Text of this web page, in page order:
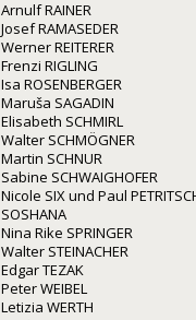
Arnulf RAINER
Josef RAMASEDER
Werner REITERER
Frenzi RIGLING
Isa ROSENBERGER
Maruša SAGADIN
Elisabeth SCHMIRL
Walter SCHMÖGNER
Martin SCHNUR
Sabine SCHWAIGHOFER
Nicole SIX und Paul
SOSHANA
Nina Rike SPRINGER
Walter STEINACHER
Edgar TEZAK
Peter WEIBEL
Letizia WERTH